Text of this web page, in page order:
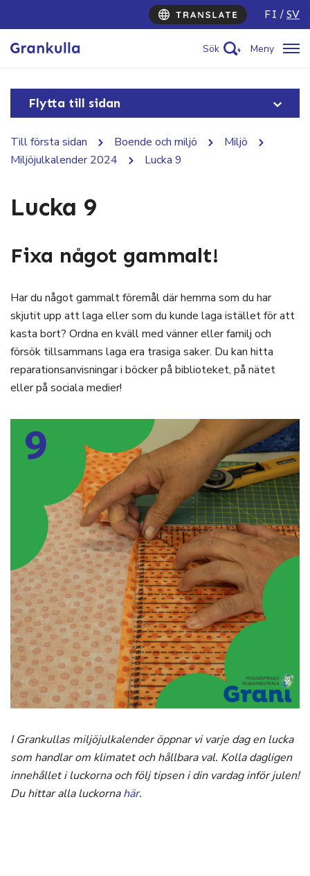
FI SV
Sök Meny
Flytta till sidan
Till första sidan Boende och miljö
Miljö
Miljöjulkalender 2024
Lucka 9
Lucka 9
Fixa något gammalt!
Har du något gammalt föremål där hemma som du har
skjutit upp att laga eller som du kunde laga istället för att
kasta bort? Ordna en kväll med vänner eller familj och
försök tillsammans laga era trasiga saker. Du kan hitta
reparationsanvisningar i böcker på biblioteket, på nätet
eller på sociala medier!
I Grankullas miljöjulkalender öppnar vi varje dag en lucka
som handlar om klimatet och hållbara val. Kolla dagligen
innehållet i luckorna och följ tipsen i din vardag inför julen!
Du hittar alla luckornahär.